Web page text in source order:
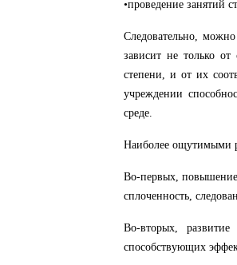
•проведение занятий
Следовательно,
зависит не только
степени, и от их
учреждении
среде.
Наиболее ощутимыми
Во-первых, повышение
сплоченность,
Во-вторых, развитие
способствующих